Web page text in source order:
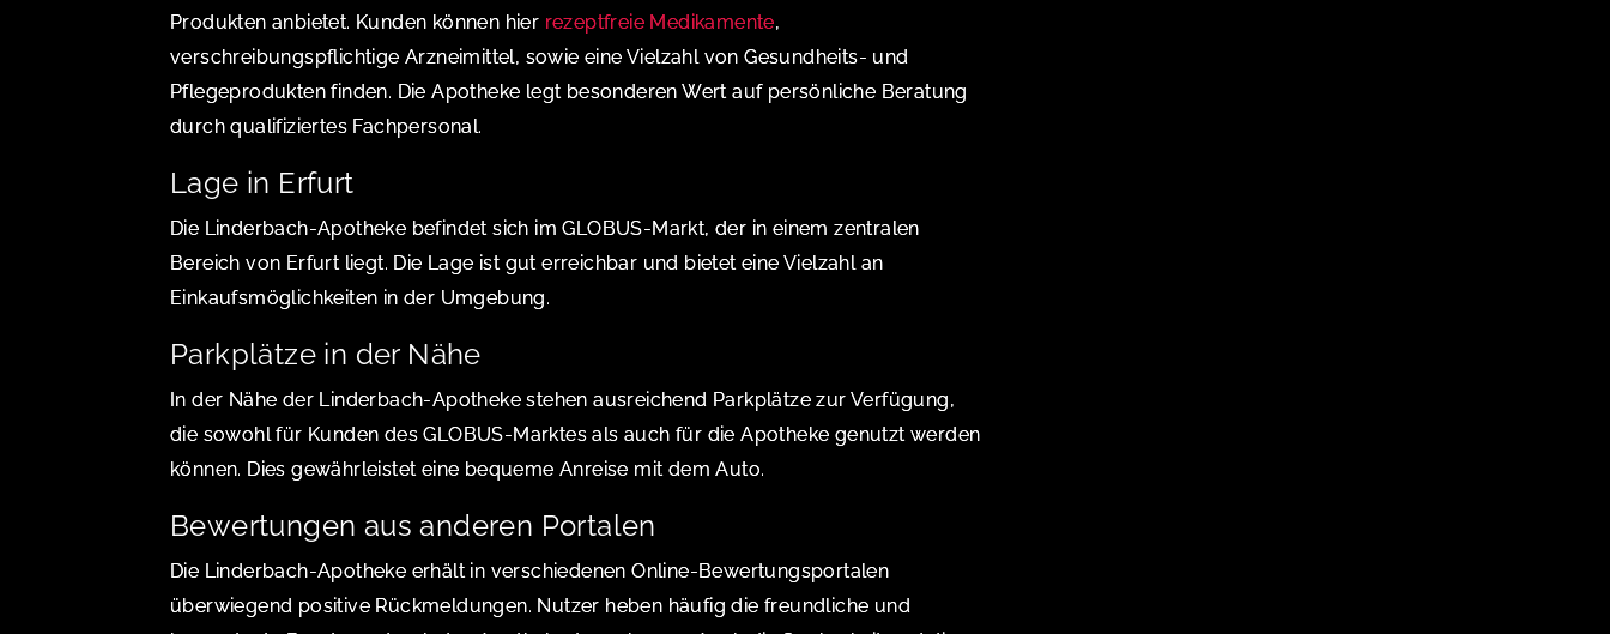
Produkten anbietet. Kunden können hier rezeptfreie Medikamente,
verschreibungspflichtige Arzneimittel, sowie eine Vielzahl von Gesundheits- und
Pflegeprodukten finden. Die Apotheke legt besonderen Wert auf persönliche Beratung
durch qualifiziertes Fachpersonal.
Lage in Erfurt
Die Linderbach-Apotheke befindet sich im GLOBUS-Markt, der in einem zentralen
Bereich von Erfurt liegt. Die Lage ist gut erreichbar und bietet eine Vielzahl an
Einkaufsmöglichkeiten in der Umgebung.
Parkplätze in der Nähe
In der Nähe der Linderbach-Apotheke stehen ausreichend Parkplätze zur Verfügung,
die sowohl für Kunden des GLOBUS-Marktes als auch für die Apotheke genutzt werden
können. Dies gewährleistet eine bequeme Anreise mit dem Auto.
Bewertungen aus anderen Portalen
Die Linderbach-Apotheke erhält in verschiedenen Online-Bewertungsportalen
überwiegend positive Rückmeldungen. Nutzer heben häufig die freundliche und